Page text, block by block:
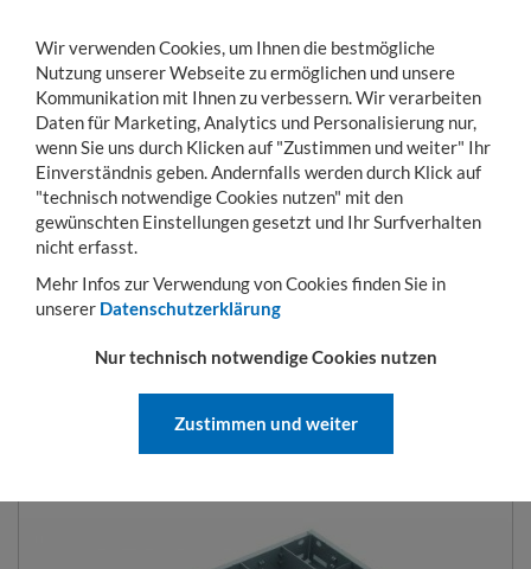
Toggle
navigation
MENÜ KONTO WARENKORB
Sie sind hier: Betriebseinrichtung Arbeitsplatzsysteme CompactLine
METALLEINTEILUNG 75 MM | 800
CL9E075MT04
Wir verwenden Cookies, um Ihnen die bestmögliche
Nutzung unserer Webseite zu ermöglichen und unsere
Kommunikation mit Ihnen zu verbessern. Wir verarbeiten
Daten für Marketing, Analytics und Personalisierung nur,
wenn Sie uns durch Klicken auf "Zustimmen und weiter" Ihr
Einverständnis geben. Andernfalls werden durch Klick auf
"technisch notwendige Cookies nutzen" mit den
gewünschten Einstellungen gesetzt und Ihr Surfverhalten
nicht erfasst.
Mehr Infos zur Verwendung von Cookies finden Sie in
unserer Datenschutzerklärung
Nur technisch notwendige Cookies nutzen
Zustimmen und weiter